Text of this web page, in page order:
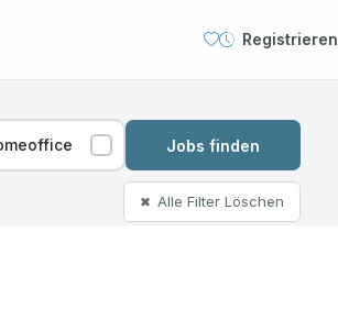
Registrieren
Jobs finden
✖ Alle Filter Löschen